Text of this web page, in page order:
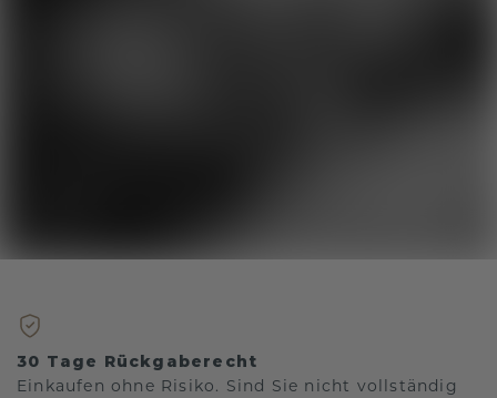
30 Tage Rückgaberecht
Einkaufen ohne Risiko. Sind Sie nicht vollständig